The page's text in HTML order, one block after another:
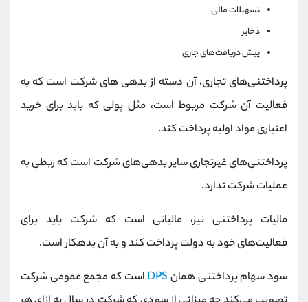
تسهیلات مالی
ذخایر
پیش دریافت‌های جاری
پرداختنی‌های تجاری، آن دسته از بدهی های شرکت است که به
فعالیت آن شرکت مربوط است، مثل پولی که باید برای خرید
اعتباری مواد اولیه پرداخت کند.
پرداختنی‌های غیرتجاری سایر بدهی‌های شرکت است که ربطی به
عملیات شرکت ندارد.
مالیات پرداختنی نیز، مالیاتی است که شرکت باید برای
فعالیت‌های خود به دولت پرداخت کند و به آن بدهکار است.
سود سهام پرداختنی همان DPS است که مجمع عمومی شرکت